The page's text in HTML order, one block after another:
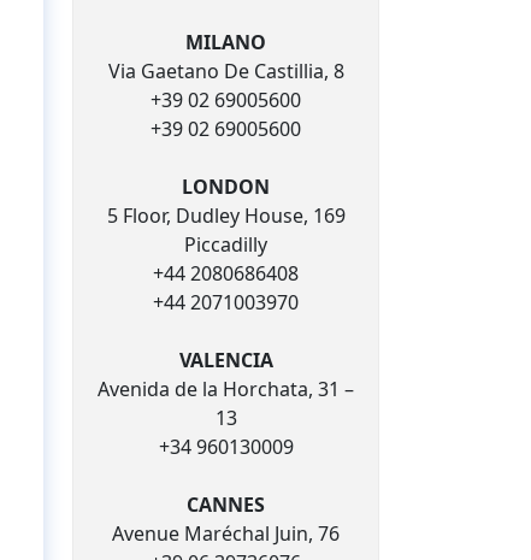
MILANO
Via Gaetano De Castillia, 8
+39 02 69005600
+39 02 69005600
LONDON
5 Floor, Dudley House, 169
Piccadilly
+44 2080686408
+44 2071003970
VALENCIA
Avenida de la Horchata, 31 –
13
+34 960130009
CANNES
Avenue Maréchal Juin, 76